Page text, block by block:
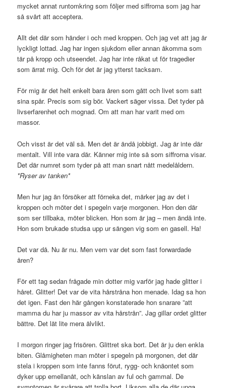
mycket annat runtomkring som följer med siffrorna som jag har
så svårt att acceptera.
Allt det där som händer i och med kroppen. Och jag vet att jag är
lyckligt lottad. Jag har ingen sjukdom eller annan åkomma som
tär på kropp och utseendet. Jag har inte råkat ut för tragedier
som ärrat mig. Och för det är jag ytterst tacksam.
För mig är det helt enkelt bara åren som gått och livet som satt
sina spår. Precis som sig bör. Vackert säger vissa. Det tyder på
livserfarenhet och mognad. Om att man har varit med om
massor.
Och visst är det väl så. Men det är ändå jobbigt. Jag är inte där
mentalt. Vill inte vara där. Känner mig inte så som siffrorna visar.
Det där numret som tyder på att man snart nått medelåldern.
*Ryser av tanken*
Men hur jag än försöker att förneka det, märker jag av det i
kroppen och möter det i spegeln varje morgonen. Hon den där
som ser tillbaka, möter blicken. Hon som är jag – men ändå inte.
Hon som brukade studsa upp ur sängen vig som en gasell. Ha!
Det var då. Nu är nu. Men vem var det som fast forwardade
åren?
För ett tag sedan frågade min dotter mig varför jag hade glitter i
håret. Glitter! Det var de vita hårstråna hon menade. Idag sa hon
det igen. Fast den här gången konstaterade hon snarare ”att
mamma du har ju massor av vita hårstrån”. Jag gillar ordet glitter
bättre. Det lät lite mera älvlikt.
I morgon ringer jag frisören. Glittret ska bort. Det är ju den enkla
biten. Glåmigheten man möter i spegeln på morgonen, det där
stela i kroppen som inte fanns förut, rygg- och knäontet som
dyker upp emellanåt, och känslan av ful och gammal. De